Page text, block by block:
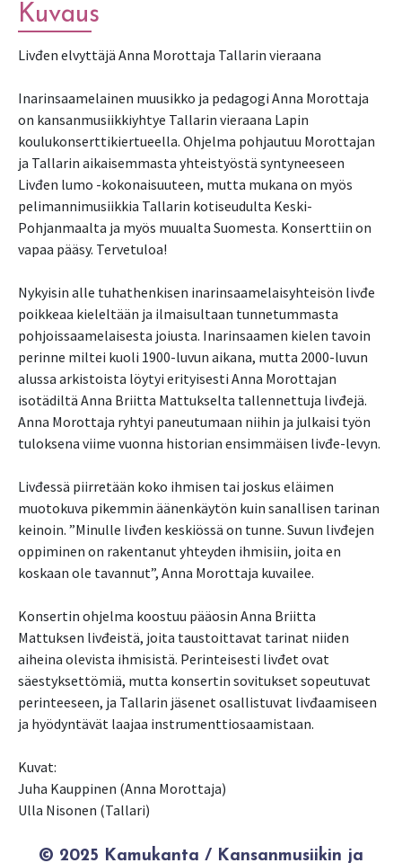
Kuvaus
Livđen elvyttäjä Anna Morottaja Tallarin vieraana
Inarinsaamelainen muusikko ja pedagogi Anna Morottaja
on kansanmusiikkiyhtye Tallarin vieraana Lapin
koulukonserttikiertueella. Ohjelma pohjautuu Morottajan
ja Tallarin aikaisemmasta yhteistyöstä syntyneeseen
Livđen lumo -kokonaisuuteen, mutta mukana on myös
pelimannimusiikkia Tallarin kotiseudulta Keski-
Pohjanmaalta ja myös muualta Suomesta. Konserttiin on
vapaa pääsy. Tervetuloa!
Nykyisin alle tuhathenkisen inarinsaamelaisyhteisön livđe
poikkeaa kieleltään ja ilmaisultaan tunnetummasta
pohjoissaamelaisesta joiusta. Inarinsaamen kielen tavoin
perinne miltei kuoli 1900-luvun aikana, mutta 2000-luvun
alussa arkistoista löytyi erityisesti Anna Morottajan
isotädiltä Anna Briitta Mattukselta tallennettuja livđejä.
Anna Morottaja ryhtyi paneutumaan niihin ja julkaisi työn
tuloksena viime vuonna historian ensimmäisen livđe-levyn.
Livđessä piirretään koko ihmisen tai joskus eläimen
muotokuva pikemmin äänenkäytön kuin sanallisen tarinan
keinoin. ”Minulle livđen keskiössä on tunne. Suvun livđejen
oppiminen on rakentanut yhteyden ihmisiin, joita en
koskaan ole tavannut”, Anna Morottaja kuvailee.
Konsertin ohjelma koostuu pääosin Anna Briitta
Mattuksen livđeistä, joita taustoittavat tarinat niiden
aiheina olevista ihmisistä. Perinteisesti livđet ovat
säestyksettömiä, mutta konsertin sovitukset sopeutuvat
perinteeseen, ja Tallarin jäsenet osallistuvat livđaamiseen
ja hyödyntävät laajaa instrumenttiosaamistaan.
Kuvat:
Juha Kauppinen (Anna Morottaja)
Ulla Nisonen (Tallari)
© 2025 Kamukanta / Kansanmusiikin ja